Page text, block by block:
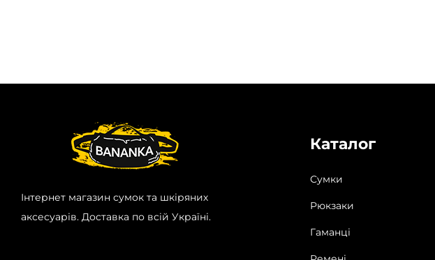
Інтернет магазин сумок та шкіряних
аксесуарів. Доставка по всій Україні.
Каталог
Сумки
Рюкзаки
Гаманці